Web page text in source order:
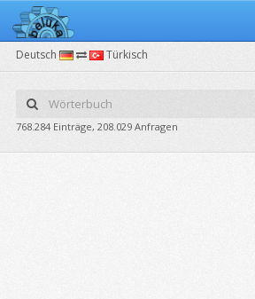
Deutsch Türkisch
768.284 Einträge, 208.029 Anfragen